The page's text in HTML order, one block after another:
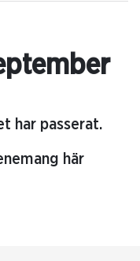
har passerat.
här